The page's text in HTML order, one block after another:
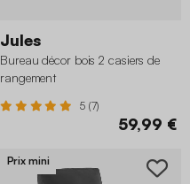
Jules
Bureau décor bois 2 casiers de
rangement
5 (7)
59,99 €
Prix mini